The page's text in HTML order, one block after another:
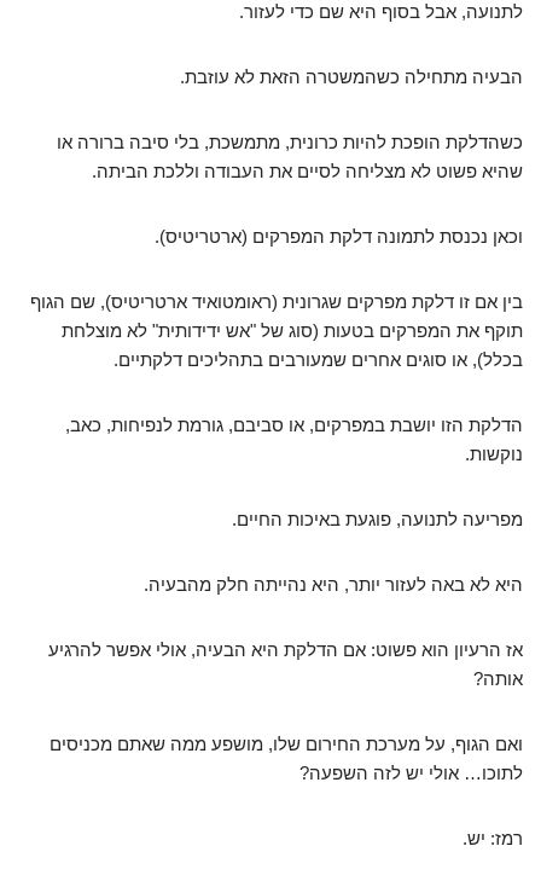
לתנועה, אבל בסוף היא שם כדי לעזור.
הבעיה מתחילה כשהמשטרה הזאת לא עוזבת.
כשהדלקת הופכת להיות כרונית, מתמשכת, בלי סיבה ברורה או
שהיא פשוט לא מצליחה לסיים את העבודה וללכת הביתה.
וכאן נכנסת לתמונה דלקת המפרקים (ארטריטיס).
בין אם זו דלקת מפרקים שגרונית (ראומטואיד ארטריטיס), שם הגוף
תוקף את המפרקים בטעות (סוג של "אש ידידותית" לא מוצלחת
בכלל), או סוגים אחרים שמעורבים בתהליכים דלקתיים.
הדלקת הזו יושבת במפרקים, או סביבם, גורמת לנפיחות, כאב,
נוקשות.
מפריעה לתנועה, פוגעת באיכות החיים.
היא לא באה לעזור יותר, היא נהייתה חלק מהבעיה.
אז הרעיון הוא פשוט: אם הדלקת היא הבעיה, אולי אפשר להרגיע
אותה?
ואם הגוף, על מערכת החירום שלו, מושפע ממה שאתם מכניסים
לתוכו… אולי יש לזה השפעה?
רמז: יש.